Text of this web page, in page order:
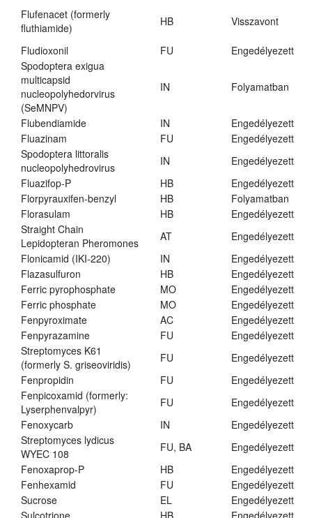
Flufenacet (formerly
fluthiamide)
HB Visszavont
Fludioxonil FU
Engedélyezett
Spodoptera exigua
multicapsid
nucleopolyhedorvirus
(SeMNPV)
IN Folyamatban
Flubendiamide IN
Engedélyezett
Fluazinam
FU
Engedélyezett
Spodoptera littoralis
nucleopolyhedrovirus
IN
Engedélyezett
Fluazifop-P
HB
Engedélyezett
Florpyrauxifen-benzyl
HB
Folyamatban
Florasulam
HB
Engedélyezett
Straight Chain
Lepidopteran Pheromones
AT
Engedélyezett
Flonicamid (IKI-220)
IN
Engedélyezett
Flazasulfuron
HB
Engedélyezett
Ferric pyrophosphate
MO
Engedélyezett
Ferric phosphate
MO
Engedélyezett
Fenpyroximate
AC
Engedélyezett
Fenpyrazamine
FU
Engedélyezett
Streptomyces K61
(formerly S. griseoviridis)
FU
Engedélyezett
Fenpropidin
FU
Engedélyezett
Fenpicoxamid (formerly:
Lyserphenvalpyr)
FU
Engedélyezett
Fenoxycarb
IN
Engedélyezett
Streptomyces lydicus
WYEC 108
FU, BA
Engedélyezett
Fenoxaprop-P
HB
Engedélyezett
Fenhexamid
FU
Engedélyezett
Sucrose
EL
Engedélyezett